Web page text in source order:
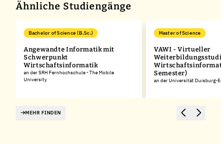
Ähnliche Studiengänge
Bachelor of Science (B.Sc.)
Angewandte Informatik mit
Schwerpunkt
Wirtschaftsinformatik
an der SRH Fernhochschule - The Mobile
University
Master of Science
VAWI - Virtueller
Semester)
an der Universität Duisburg-
MEHR FINDEN